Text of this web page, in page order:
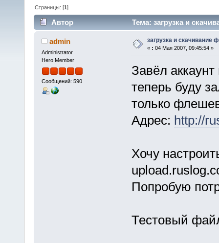
Страницы: [1]
Автор Тема: загрузка и
admin
Administrator
Hero Member
Сообщений: 590
загрузка и скачивание
« : 04 Мая 2007, 09:45:54 »
Завёл
теперь буду
только
Адрес: http://
Хочу
Попробую
Тестовый